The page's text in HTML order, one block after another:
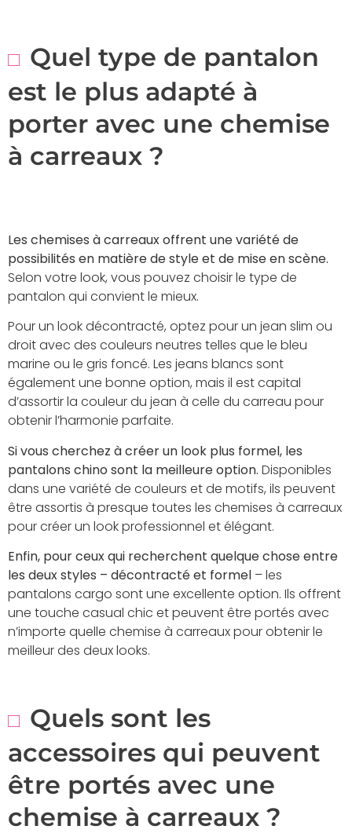
Quel type de pantalon
est le plus adapté à
porter avec une chemise
à carreaux ?
Les chemises à carreaux offrent une variété de
possibilités en matière de style et de mise en scène.
Selon votre look, vous pouvez choisir le type de
pantalon qui convient le mieux.
Pour un look décontracté, optez pour un jean slim ou
droit avec des couleurs neutres telles que le bleu
marine ou le gris foncé. Les jeans blancs sont
également une bonne option, mais il est capital
d’assortir la couleur du jean à celle du carreau pour
obtenir l’harmonie parfaite.
Si vous cherchez à créer un look plus formel, les
pantalons chino sont la meilleure option. Disponibles
dans une variété de couleurs et de motifs, ils peuvent
être assortis à presque toutes les chemises à carreaux
pour créer un look professionnel et élégant.
Enfin, pour ceux qui recherchent quelque chose entre
les deux styles – décontracté et formel – les
pantalons cargo sont une excellente option. Ils offrent
une touche casual chic et peuvent être portés avec
n’importe quelle chemise à carreaux pour obtenir le
meilleur des deux looks.
Quels sont les
accessoires qui peuvent
être portés avec une
chemise à carreaux ?